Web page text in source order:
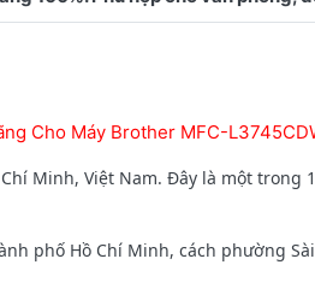
Cho Máy Brother MFC-
Minh, Việt Nam. Đây là một trong
phố Hồ Chí Minh, cách phường